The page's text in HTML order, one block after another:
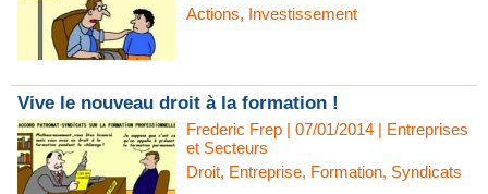
Actions, Investissement
Vive le nouveau droit à la formation !
Frederic Frep | 07/01/2014 | Entreprises
et Secteurs
Droit, Entreprise, Formation, Syndicats